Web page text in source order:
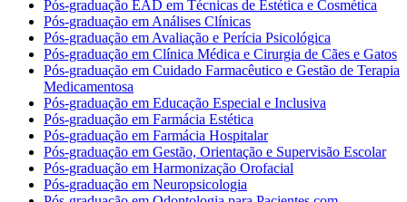
Pós-graduação EAD em Técnicas de Estética e Cosmética
Pós-graduação em Análises Clínicas
Pós-graduação em Avaliação e Perícia Psicológica
Pós-graduação em Clínica Médica e Cirurgia de Cães e Gatos
Pós-graduação em Cuidado Farmacêutico e Gestão de Terapia
Medicamentosa
Pós-graduação em Educação Especial e Inclusiva
Pós-graduação em Farmácia Estética
Pós-graduação em Farmácia Hospitalar
Pós-graduação em Gestão, Orientação e Supervisão Escolar
Pós-graduação em Harmonização Orofacial
Pós-graduação em Neuropsicologia